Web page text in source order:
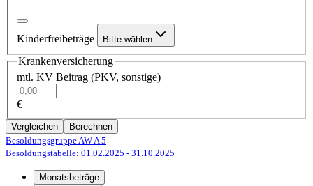
Kinderfreibeträge Bitte wählen
Krankenversicherung
mtl. KV Beitrag (PKV, sonstige)
€
Vergleichen
Berechnen
Besoldungsgruppe AW A 5
Besoldungstabelle: 01.02.2025 - 31.10.2025
Monatsbeträge